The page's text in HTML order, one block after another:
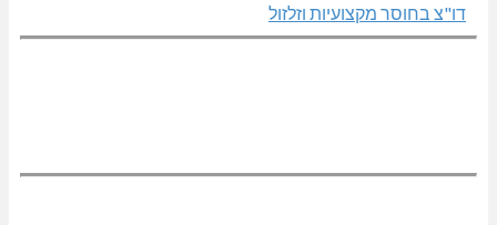
דו"צ בחוסר מקצועיות וזלזול